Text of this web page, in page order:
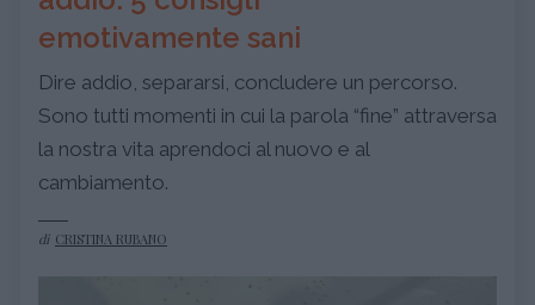
emotivamente sani
Dire addio, separarsi, concludere un percorso.
Sono tutti momenti in cui la parola “fine” attraversa
la nostra vita aprendoci al nuovo e al
cambiamento.
di CRISTINA RUBANO